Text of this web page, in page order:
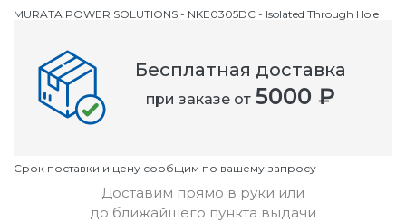
MURATA POWER SOLUTIONS - NKE0305DC - Isolated Through Hole
Номенклатурный номер
OC2081228
Cрок поставки и цену сообщим по вашему запросу
Бесплатная доставка
при заказе от 5000 ₽
Доставим прямо в руки или
до ближайшего пункта выдачи